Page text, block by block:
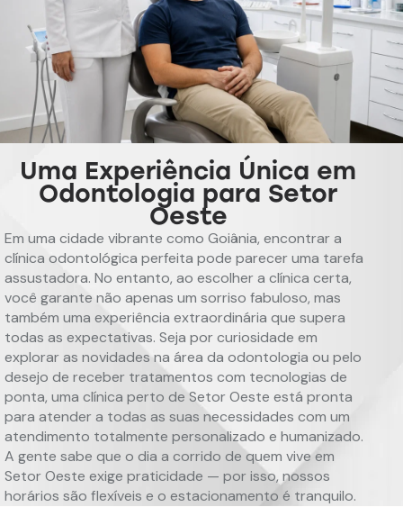
Uma Experiência Única em
Odontologia para Setor
Oeste
Em uma cidade vibrante como Goiânia, encontrar a
clínica odontológica perfeita pode parecer uma tarefa
assustadora. No entanto, ao escolher a clínica certa,
você garante não apenas um sorriso fabuloso, mas
também uma experiência extraordinária que supera
todas as expectativas. Seja por curiosidade em
explorar as novidades na área da odontologia ou pelo
desejo de receber tratamentos com tecnologias de
ponta, uma clínica perto de Setor Oeste está pronta
para atender a todas as suas necessidades com um
atendimento totalmente personalizado e humanizado.
A gente sabe que o dia a corrido de quem vive em
Setor Oeste exige praticidade — por isso, nossos
horários são flexíveis e o estacionamento é tranquilo.